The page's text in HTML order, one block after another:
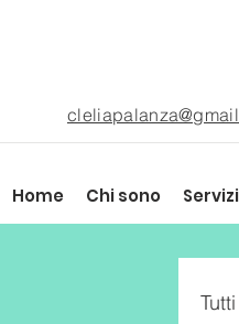
Home Chi sono Servizi